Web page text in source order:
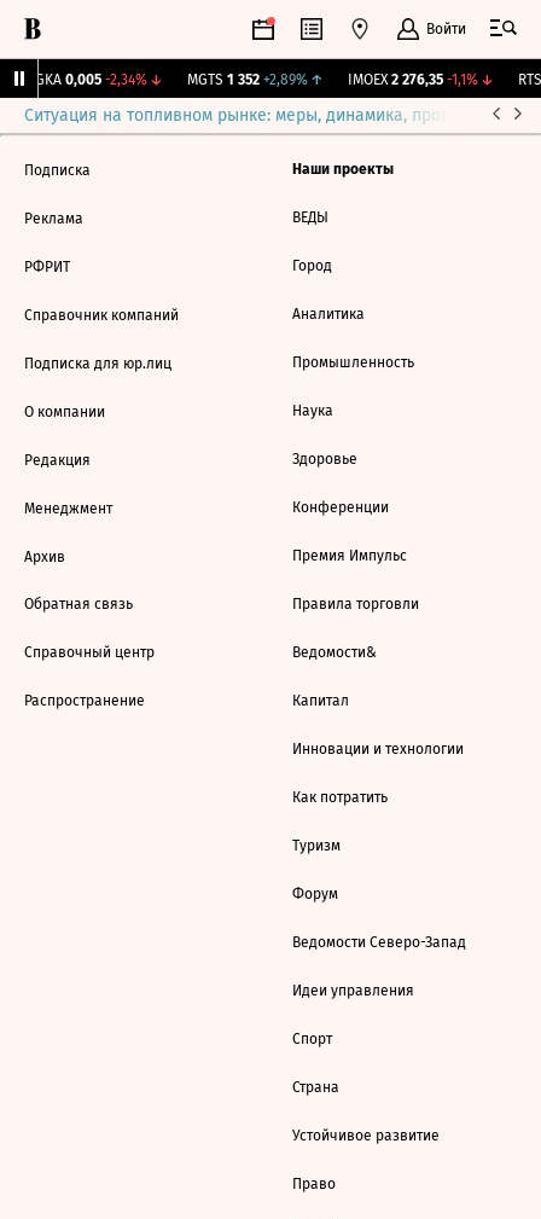
Войти
TGKA 0,005 -2,34%↓ MGTS 1 352 +2,89%↑ IMOEX 2 276,35 -1,1%↓ RTSI
Ситуация на топливном рынке: меры, динамика, прогнозы
Подписка
Реклама
РФРИТ
Справочник компаний
Подписка для юр.лиц
О компании
Редакция
Менеджмент
Архив
Обратная связь
Справочный центр
Распространение
Наши проекты
ВЕДЫ
Город
Аналитика
Промышленность
Наука
Здоровье
Конференции
Премия Импульс
Правила торговли
Ведомости&
Капитал
Инновации и технологии
Как потратить
Туризм
Форум
Ведомости Северо-Запад
Идеи управления
Спорт
Страна
Устойчивое развитие
Право